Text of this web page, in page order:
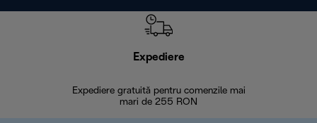
Expediere
Expediere gratuită pentru comenzile mai
mari de 255 RON